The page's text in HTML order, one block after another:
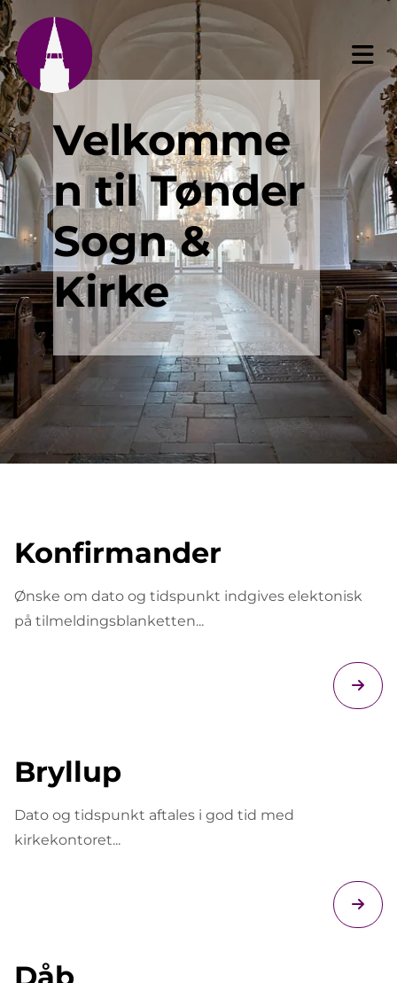
Velkomme
n til Tønder
Sogn &
Kirke
Konfirmander
Ønske om dato og tidspunkt indgives elektonisk
på tilmeldingsblanketten...
Bryllup
Dato og tidspunkt aftales i god tid med
kirkekontoret...